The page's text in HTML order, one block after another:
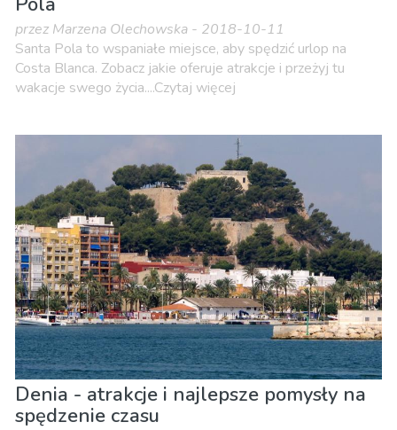
przez Marzena Olechowska - 2018-10-11
Santa Pola to wspaniałe miejsce, aby spędzić urlop na
Costa Blanca. Zobacz jakie oferuje atrakcje i przeżyj tu
wakacje swego życia....Czytaj więcej
Denia - atrakcje i najlepsze pomysły na
spędzenie czasu